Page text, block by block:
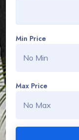
Min Price
No Min
Max Price
No Max